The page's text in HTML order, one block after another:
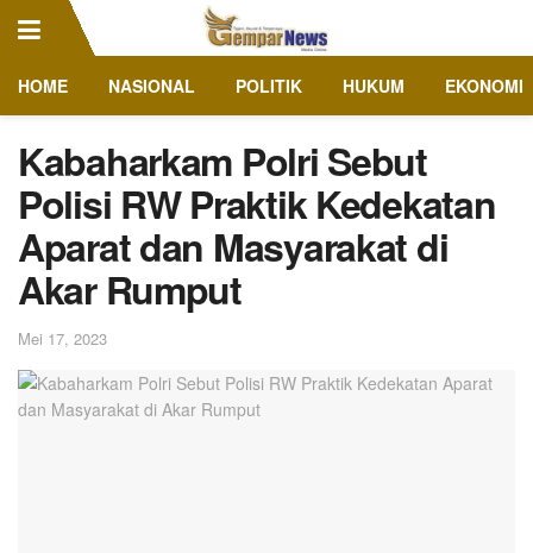
HOME NASIONAL POLITIK HUKUM EKONOMI
Kabaharkam Polri Sebut
Polisi RW Praktik Kedekatan
Aparat dan Masyarakat di
Akar Rumput
Mei 17, 2023